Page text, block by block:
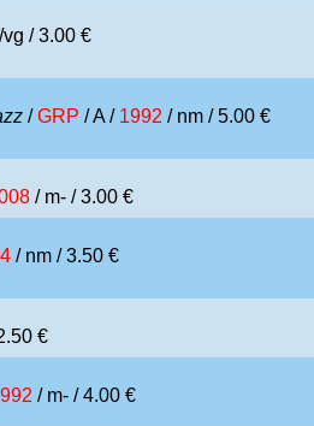
vg / 3.00 €
/GRP / A / 1992 / nm / 5.00 €
/ m- / 3.00 €
/ nm / 3.50 €
€
/ m- / 4.00 €